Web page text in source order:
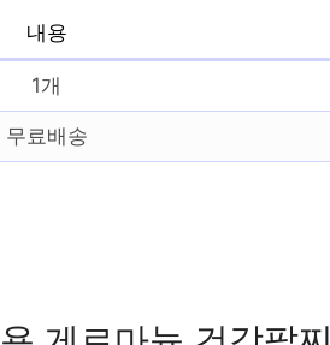
내용
1개
무료배송